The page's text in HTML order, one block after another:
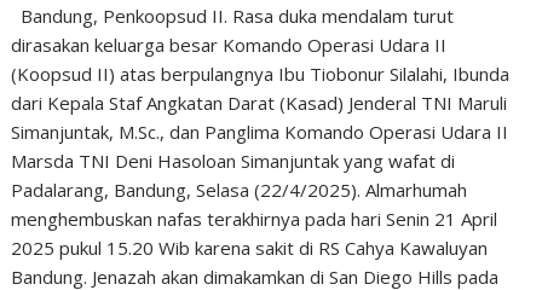
Bandung, Penkoopsud II. Rasa duka mendalam turut
dirasakan keluarga besar Komando Operasi Udara II
(Koopsud II) atas berpulangnya Ibu Tiobonur Silalahi, Ibunda
dari Kepala Staf Angkatan Darat (Kasad) Jenderal TNI Maruli
Simanjuntak, M.Sc., dan Panglima Komando Operasi Udara II
Marsda TNI Deni Hasoloan Simanjuntak yang wafat di
Padalarang, Bandung, Selasa (22/4/2025). Almarhumah
menghembuskan nafas terakhirnya pada hari Senin 21 April
2025 pukul 15.20 Wib karena sakit di RS Cahya Kawaluyan
Bandung. Jenazah akan dimakamkan di San Diego Hills pada